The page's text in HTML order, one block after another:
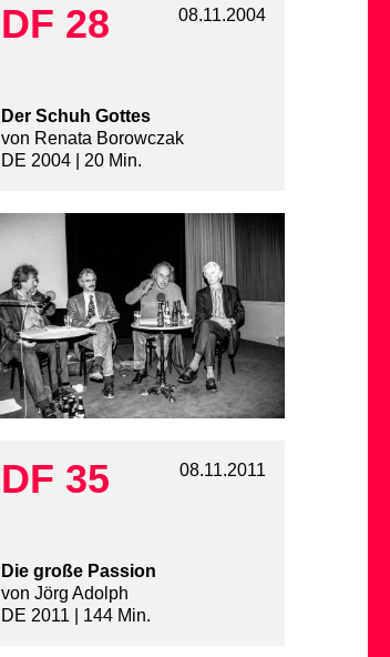
DF 28 08.11.2004
Der Schuh Gottes
von Renata Borowczak
DE 2004 | 20 Min.
DF 35 08.11.2011
Die große Passion
von Jörg Adolph
DE 2011 | 144 Min.